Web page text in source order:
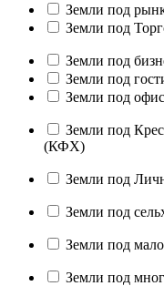
Земли под
Земли под
Земли под
Земли под
Земли под офис
Земли под
(КФХ)
Земли под
Земли под
Земли под
Земли под